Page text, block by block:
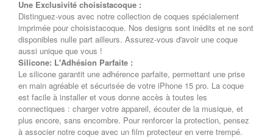
Une Exclusivité choisistacoque :
Distinguez-vous avec notre collection de coques spécialement
imprimée pour choisistacoque. Nos designs sont inédits et ne sont
disponibles nulle part ailleurs. Assurez-vous d'avoir une coque
aussi unique que vous !
Silicone: L'Adhésion Parfaite :
Le silicone garantit une adhérence parfaite, permettant une prise
en main agréable et sécurisée de votre iPhone 15 pro. La coque
est facile à installer et vous donne accès à toutes les
connectiques : charger votre appareil, écouter de la musique, et
plus encore, sans encombre. Pour renforcer la protection, pensez
à associer notre coque avec un film protecteur en verre trempé.